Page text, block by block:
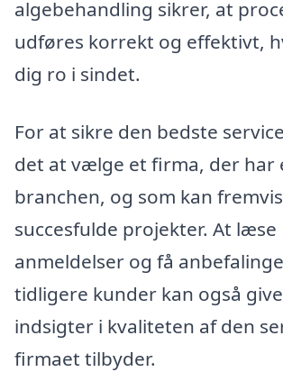
algebehandling sikrer, at
udføres korrekt og effektivt,
dig ro i sindet.
For at sikre den bedste
det at vælge et firma, der har
branchen, og som kan
succesfulde projekter. At læse
anmeldelser og få
tidligere kunder kan også
indsigter i kvaliteten af den
firmaet tilbyder.